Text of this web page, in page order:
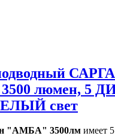
люмен, 5
свет
"АМБА" 3500лм имеет